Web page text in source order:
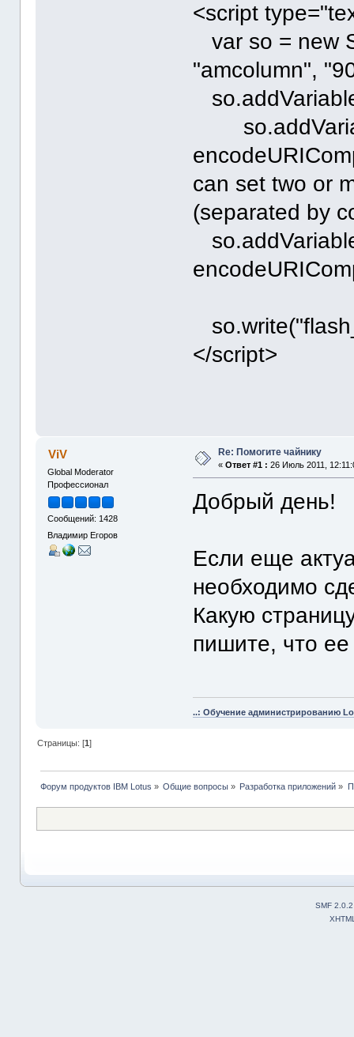
<script
var so = new
"amcolumn",
can set two or
(separated by
</script>
ViV
Global Moderator
Профессионал
Сообщений: 1428
Владимир Егоров
Re: Помогите чайнику
«Ответ #1 : 26 Июль 2011,
Добрый день!
Если еще
необходимо
Какую
пишите, что
..: Обучение администрированию
Страницы: [1]
Форум продуктов IBM Lotus » Общие вопросы » Разработка приложений »
SMF 2.0.2